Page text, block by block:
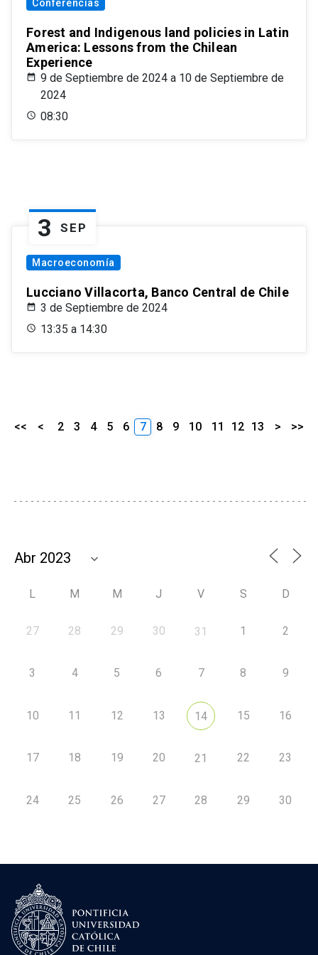
Conferencias
Forest and Indigenous land policies in Latin
America: Lessons from the Chilean
Experience
9 de Septiembre de 2024 a 10 de Septiembre de
2024
08:30
3 SEP
Macroeconomía
Lucciano Villacorta, Banco Central de Chile
3 de Septiembre de 2024
13:35 a 14:30
<< < 2 3 4 5 6 7 8 9 10 11 12 13 > >>
L M M J V S D
27 28 29 30 31 1 2
3 4 5 6 7 8 9
10 11 12 13 14 15 16
17 18 19 20 21 22 23
24 25 26 27 28 29 30